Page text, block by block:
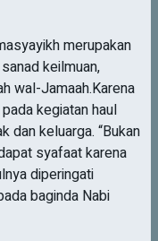
merupakan
keilmuan,
wal-Jamaah.Karena
kegiatan haul
dan keluarga. “Bukan
syafaat karena
diperingati
baginda Nabi